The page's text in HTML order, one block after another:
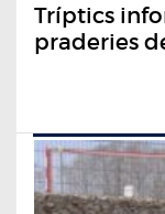
Tríptics
praderies